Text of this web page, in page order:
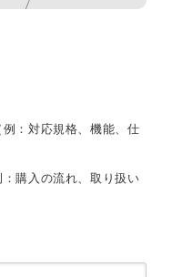
例：対応規格、機能、仕
：購入の流れ、取り扱い